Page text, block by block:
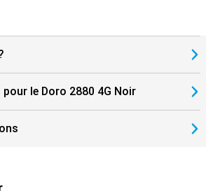
le Doro 2880 4G Noir